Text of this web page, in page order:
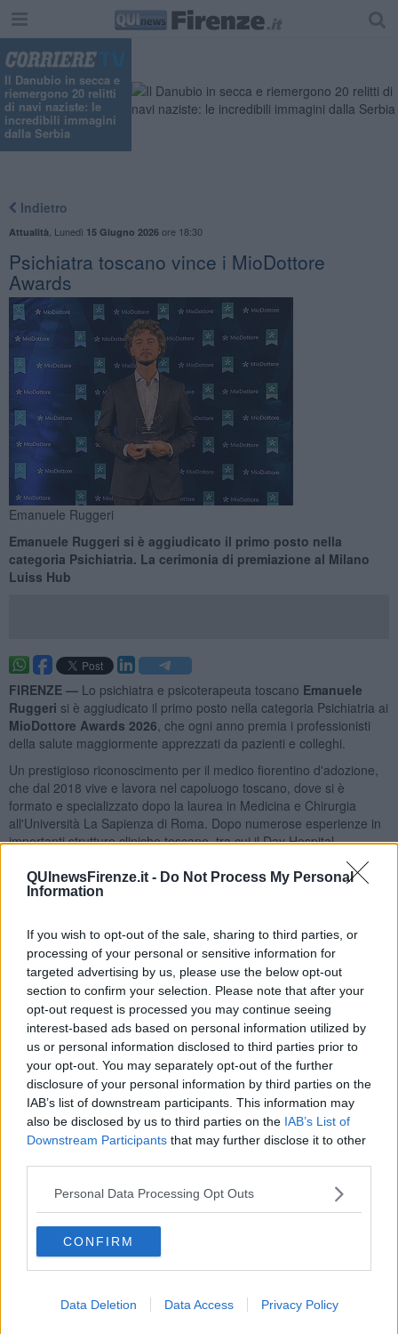
QUInewsFirenze.it - Do Not Process My Personal
Information
If you wish to opt-out of the sale, sharing to third parties, or
processing of your personal or sensitive information for
targeted advertising by us, please use the below opt-out
section to confirm your selection. Please note that after your
opt-out request is processed you may continue seeing
interest-based ads based on personal information utilized by
us or personal information disclosed to third parties prior to
your opt-out. You may separately opt-out of the further
disclosure of your personal information by third parties on the
IAB’s list of downstream participants. This information may
also be disclosed by us to third parties on the IAB’s List of
Downstream Participants that may further disclose it to other
Personal Data Processing Opt Outs
CONFIRM
Data Deletion Data Access Privacy Policy
Il Danubio in secca e
riemergono 20 relitti
di navi naziste: le
incredibili immagini
dalla Serbia
Indietro
Attualità Lunedì 15 Giugno 2026ore 18:30
Psichiatra toscano vince i MioDottore
Awards
Emanuele Ruggeri
Emanuele Ruggeri si è aggiudicato il primo posto nella
categoria Psichiatria. La cerimonia di premiazione al Milano
Luiss Hub
FIRENZE — Lo psichiatra e psicoterapeuta toscano Emanuele
Ruggeri si è aggiudicato il primo posto nella categoria Psichiatria ai
MioDottore Awards 2026 , che ogni anno premia i professionisti
della salute maggiormente apprezzati da pazienti e colleghi.
Un prestigioso riconoscimento per il medico fiorentino d'adozione,
che dal 2018 vive e lavora nel capoluogo toscano, dove si è
formato e specializzato dopo la laurea in Medicina e Chirurgia
all'Università La Sapienza di Roma. Dopo numerose esperienze in
importanti strutture cliniche toscane, tra cui il Day Hospital
attualmente svolge attività clinica allaSyracuse Universitydi
Firenze ed è co-fondatore di
Milano.
La cerimonia di premiazione, che si è svolta l'8 Giugno al Milano
Luiss Hub, ha riunito alcuni tra i più autorevoli professionisti sanitari
italiani.